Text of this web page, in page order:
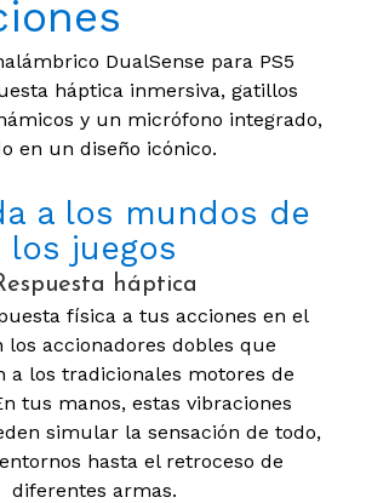
DualSense para PS5
háptica inmersiva, gatillos
y un micrófono integrado,
en un diseño icónico.
a los mundos de
los juegos
háptica
física a tus acciones en el
los accionadores dobles que
a los tradicionales motores de
tus manos, estas vibraciones
simular la sensación de todo,
hasta el retroceso de
diferentes armas.